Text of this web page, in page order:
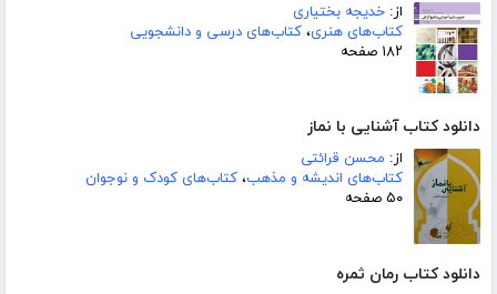
از: خدیجه بختیاری
کتاب‌های هنری، کتاب‌های درسی و دانشجویی
۱۸۲ صفحه
دانلود کتاب آشنایی با نماز
از: محسن قرائتی
کتاب‌های اندیشه و مذهب، کتاب‌های کودک و نوجوان
۵۰ صفحه
دانلود کتاب رمان ثمره